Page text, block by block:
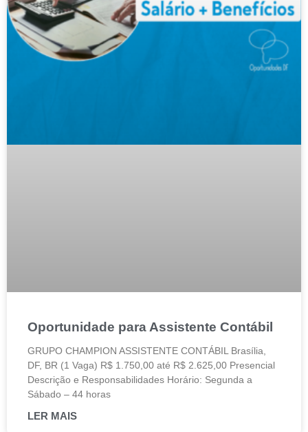
Oportunidade para Assistente Contábil
GRUPO CHAMPION ASSISTENTE CONTÁBIL Brasília,
DF, BR (1 Vaga) R$ 1.750,00 até R$ 2.625,00 Presencial
Descrição e Responsabilidades Horário: Segunda a
Sábado – 44 horas
LER MAIS